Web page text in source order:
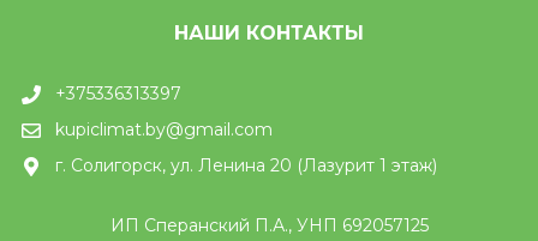
НАШИ КОНТАКТЫ
+375336313397
kupiclimat.by@gmail.com
г. Солигорск, ул. Ленина 20 (Лазурит 1 этаж)
ИП Сперанский П.А., УНП 692057125